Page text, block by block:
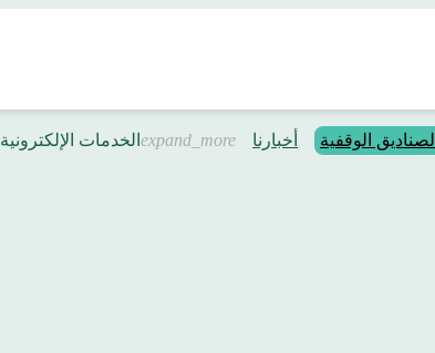
الخدمات الإلكترونية أخبارنا الصناديق الوقفية